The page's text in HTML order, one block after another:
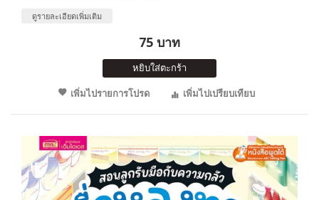
ดูรายละเอียดเพิ่มเติม
75 บาท
หยิบใส่ตะกร้า
เพิ่มไปรายการโปรด
เพิ่มไปเปรียบเทียบ